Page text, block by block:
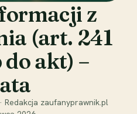
z
(art. 241
akt) –
· Redakcja zaufanyprawnik.pl